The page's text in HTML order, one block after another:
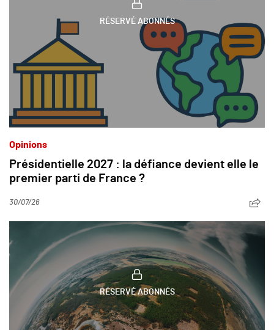
RÉSERVÉ ABONNÉS
Opinions
Présidentielle 2027 : la défiance devient elle le
premier parti de France ?
30/07/26
RÉSERVÉ ABONNÉS